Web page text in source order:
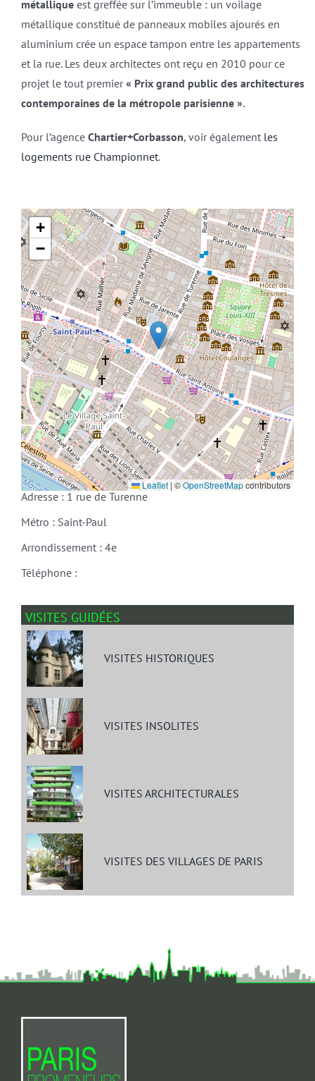
métalliqueest greffée sur l’immeuble : un voilage
métallique constitué de panneaux mobiles ajourés en
aluminium crée un espace tampon entre les appartements
et la rue. Les deux architectes ont reçu en 2010 pour ce
projet le tout premier« Prix grand public des architectures
contemporaines de la métropole parisienne ».
Pour l’agence Chartier+Corbasson, voir également les
logements rue Championnet.
+
−
Leaflet | ©OpenStreetMapcontributors
Adresse : 1 rue de Turenne
Métro : Saint-Paul
Arrondissement : 4e
Téléphone :
VISITES GUIDÉES
VISITES HISTORIQUES
VISITES INSOLITES
VISITES ARCHITECTURALES
VISITES DES VILLAGES DE PARIS